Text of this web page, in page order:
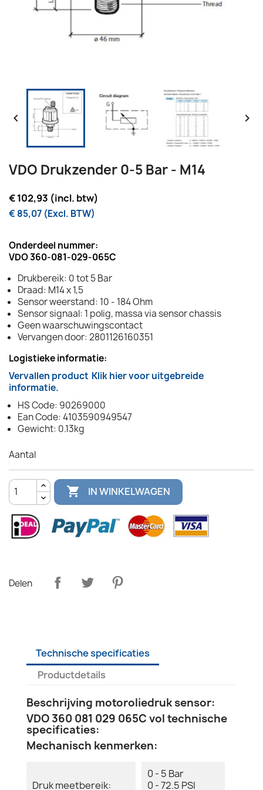
 
VDO Drukzender 0-5 Bar - M14
€ 102,93 (incl. btw)
€ 85,07 (Excl. BTW)
Onderdeel nummer:
VDO 360-081-029-065C
Drukbereik: 0 tot 5 Bar
Draad: M14 x 1,5
Sensor weerstand: 10 - 184 Ohm
Sensor signaal: 1 polig, massa via sensor chassis
Geen waarschuwingscontact
Vervangen door: 2801126160351
Logistieke informatie:
Vervallen product Klik hier voor uitgebreide
informatie.
HS Code: 90269000
Ean Code: 4103590949547
Gewicht: 0.13kg
Aantal
 IN WINKELWAGEN
Delen
Technische specificaties
Productdetails
Beschrijving motoroliedruk sensor:
VDO 360 081 029 065C vol technische
specificaties:
Mechanisch kenmerken:
Druk meetbereik:
0 - 5 Bar
0 - 72.5 PSI